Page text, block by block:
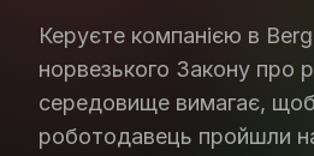
Керуєте компанією в
норвезького Закону про
середовище вимагає,
роботодавець пройшли